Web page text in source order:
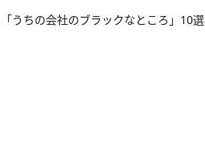
うちの会社のブラックなところ」10選